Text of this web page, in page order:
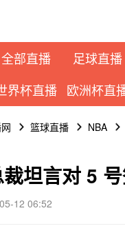
全部直播 足球直播
界杯直播 欧洲杯直
篮球直播 NBA
坦言对 5
05-12 06:52